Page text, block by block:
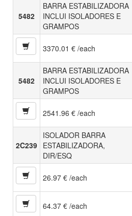
5482
BARRA ESTABILIZADORA
INCLUI ISOLADORES E
GRAMPOS
3370.01 € /each
5482
BARRA ESTABILIZADORA
INCLUI ISOLADORES E
GRAMPOS
2541.96 € /each
2C239
ISOLADOR BARRA
ESTABILIZADORA,
DIR/ESQ
26.97 € /each
64.37 € /each